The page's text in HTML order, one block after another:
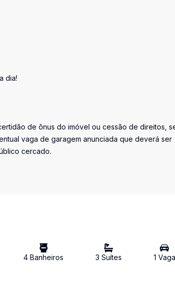
dia!
de ônus do imóvel ou cessão de direitos,
vaga de garagem anunciada que deverá ser
cercado.
4 Banheiros 3 Suítes 1 Vaga